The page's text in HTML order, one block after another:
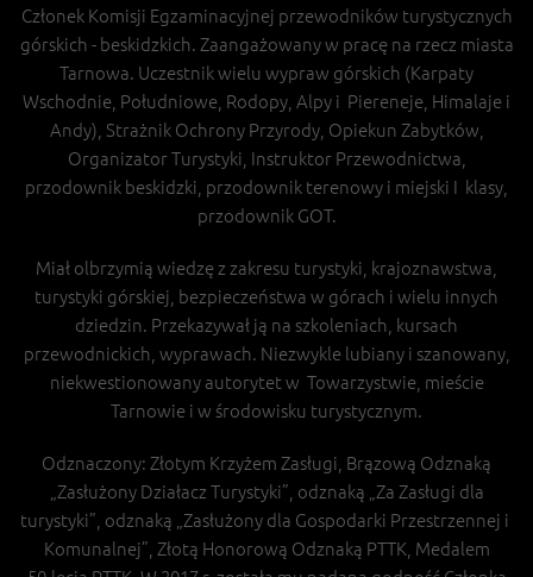
Członek Komisji Egzaminacyjnej przewodników turystycznych
górskich - beskidzkich. Zaangażowany w pracę na rzecz miasta
Tarnowa. Uczestnik wielu wypraw górskich (Karpaty
Wschodnie, Południowe, Rodopy, Alpy i Piereneje, Himalaje i
Andy), Strażnik Ochrony Przyrody, Opiekun Zabytków,
Organizator Turystyki, Instruktor Przewodnictwa,
przodownik beskidzki, przodownik terenowy i miejski I klasy,
przodownik GOT.
Miał olbrzymią wiedzę z zakresu turystyki, krajoznawstwa,
turystyki górskiej, bezpieczeństwa w górach i wielu innych
dziedzin. Przekazywał ją na szkoleniach, kursach
przewodnickich, wyprawach. Niezwykle lubiany i szanowany,
niekwestionowany autorytet w Towarzystwie, mieście
Tarnowie i w środowisku turystycznym.
Odznaczony: Złotym Krzyżem Zasługi, Brązową Odznaką
„Zasłużony Działacz Turystyki”, odznaką „Za Zasługi dla
turystyki”, odznaką „Zasłużony dla Gospodarki Przestrzennej i
Komunalnej”, Złotą Honorową Odznaką PTTK, Medalem